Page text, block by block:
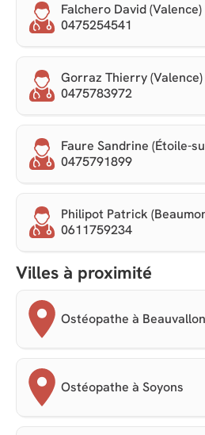
Falchero David (Valence)
0475254541
Gorraz Thierry (Valence)
0475783972
Faure Sandrine (Étoile-
0475791899
Philipot Patrick
0611759234
Villes à proximité
Ostéopathe à Beauvallon
Ostéopathe à Soyons